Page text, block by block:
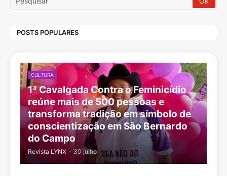
POSTS POPULARES
CULTURA
1ª Cavalgada Contra o Feminicídio
reúne mais de 500 pessoas e
transforma tradição em símbolo de
conscientização em São Bernardo
do Campo
Revista LYNX - 30 julho